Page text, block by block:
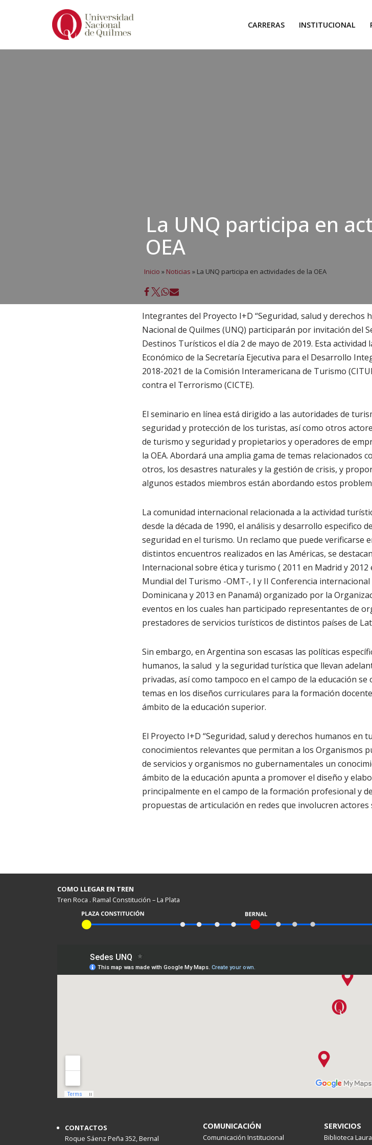
CARRERAS INSTITUCIONAL
La UNQ participa en
OEA
Inicio » Noticias » La UNQ participa en actividades de la OEA
Integrantes del Proyecto I+D “Seguridad, salud y derechos
Nacional de Quilmes (UNQ) participarán por invitación del
Destinos Turísticos el día 2 de mayo de 2019. Esta
Económico de la Secretaría Ejecutiva para el Desarrollo
2018-2021 de la Comisión Interamericana de Turismo
contra el Terrorismo (CICTE).
El seminario en línea está dirigido a las autoridades de
seguridad y protección de los turistas, así como otros
de turismo y seguridad y propietarios y operadores de
la OEA. Abordará una amplia gama de temas relacionados
otros, los desastres naturales y la gestión de crisis, y
algunos estados miembros están abordando estos
La comunidad internacional relacionada a la actividad
desde la década de 1990, el análisis y desarrollo especifico
seguridad en el turismo. Un reclamo que puede verificarse
distintos encuentros realizados en las Américas, se
Internacional sobre ética y turismo ( 2011 en Madrid y
Mundial del Turismo -OMT-, I y II Conferencia
Dominicana y 2013 en Panamá) organizado por la
eventos en los cuales han participado representantes de
prestadores de servicios turísticos de distintos países de
Sin embargo, en Argentina son escasas las políticas
humanos, la salud y la seguridad turística que llevan
privadas, así como tampoco en el campo de la educación
temas en los diseños curriculares para la formación
ámbito de la educación superior.
El Proyecto I+D “Seguridad, salud y derechos humanos
conocimientos relevantes que permitan a los Organismos
de servicios y organismos no gubernamentales un
ámbito de la educación apunta a promover el diseño y
principalmente en el campo de la formación profesional y
propuestas de articulación en redes que involucren
COMO LLEGAR EN TREN
Tren Roca . Ramal Constitución – La Plata
CONTACTOS
Roque Sáenz Peña 352, Bernal
COMUNICACIÓN
Comunicación Institucional
SERVICIOS
Biblioteca